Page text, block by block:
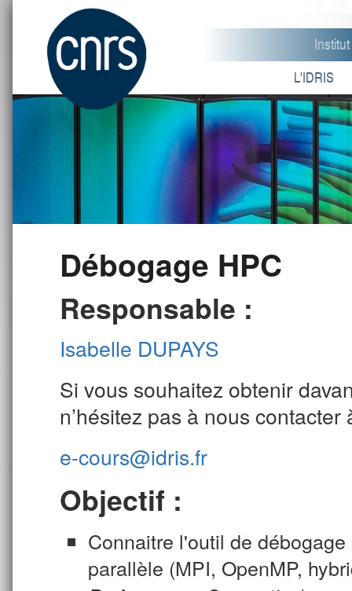
L'IDRIS
Débogage HPC
Responsable :
Isabelle DUPAYS
Si vous souhaitez obtenir
n’hésitez pas à nous
e-cours@idris.fr
Objectif :
Connaitre l'outil de
parallèle (MPI, OpenMP,